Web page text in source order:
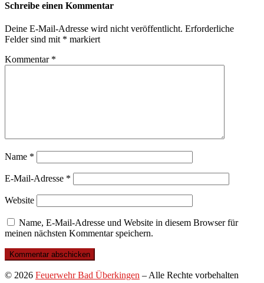
Schreibe einen Kommentar
Deine E-Mail-Adresse wird nicht veröffentlicht. Erforderliche
Felder sind mit * markiert
Kommentar *
Name *
E-Mail-Adresse *
Website
Name, E-Mail-Adresse und Website in diesem Browser für
meinen nächsten Kommentar speichern.
© 2026 Feuerwehr Bad Überkingen – Alle Rechte vorbehalten